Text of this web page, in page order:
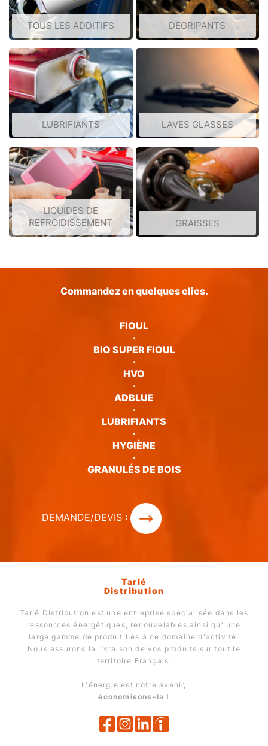
TOUS LES ADDITIFS DEGRIPANTS
LUBRIFIANTS LAVES GLASSES
LIQUIDES DE
REFROIDISSEMENT
GRAISSES
Commandez en quelques clics.
FIOUL
·
BIO SUPER FIOUL
·
HVO
·
ADBLUE
·
LUBRIFIANTS
·
HYGIÈNE
·
GRANULÉS DE BOIS
DEMANDE/DEVIS :
Tarlé
Distribution
Tarlé Distribution est une entreprise spécialisée dans les
ressources énergétiques, renouvelables ainsi qu' une
large gamme de produit liés à ce domaine d'activité.
Nous assurons la livraison de vos produits sur tout le
territoire Français.
L'énergie est notre avenir,
économisons-la !